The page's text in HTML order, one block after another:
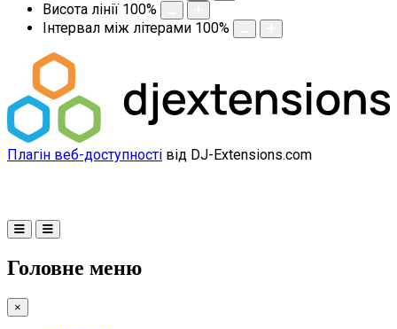
Висота лінії 100%
Інтервал між літерами 100%
Плагін веб-доступності від DJ-Extensions.com
Головне меню
×